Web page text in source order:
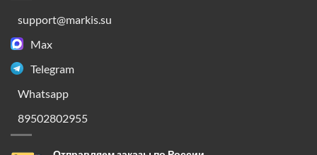
support@markis.su
Max
Telegram
Whatsapp
89502802955